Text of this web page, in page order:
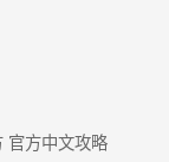
方中文攻略